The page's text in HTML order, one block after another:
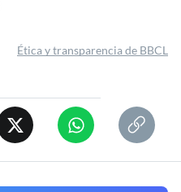
Ética y transparencia de BBCL